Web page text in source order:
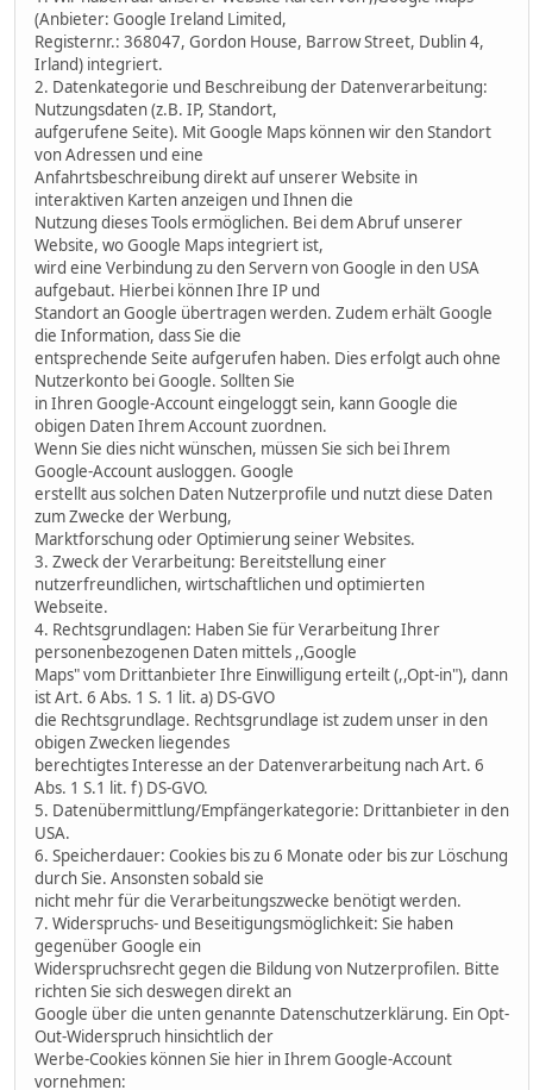
(Anbieter: Google Ireland Limited,
Registernr.: 368047, Gordon House, Barrow Street, Dublin 4,
Irland) integriert.
2. Datenkategorie und Beschreibung der Datenverarbeitung:
Nutzungsdaten (z.B. IP, Standort,
aufgerufene Seite). Mit Google Maps können wir den Standort
von Adressen und eine
Anfahrtsbeschreibung direkt auf unserer Website in
interaktiven Karten anzeigen und Ihnen die
Nutzung dieses Tools ermöglichen. Bei dem Abruf unserer
Website, wo Google Maps integriert ist,
wird eine Verbindung zu den Servern von Google in den USA
aufgebaut. Hierbei können Ihre IP und
Standort an Google übertragen werden. Zudem erhält Google
die Information, dass Sie die
entsprechende Seite aufgerufen haben. Dies erfolgt auch ohne
Nutzerkonto bei Google. Sollten Sie
in Ihren Google-Account eingeloggt sein, kann Google die
obigen Daten Ihrem Account zuordnen.
Wenn Sie dies nicht wünschen, müssen Sie sich bei Ihrem
Google-Account ausloggen. Google
erstellt aus solchen Daten Nutzerprofile und nutzt diese Daten
zum Zwecke der Werbung,
Marktforschung oder Optimierung seiner Websites.
3. Zweck der Verarbeitung: Bereitstellung einer
nutzerfreundlichen, wirtschaftlichen und optimierten
Webseite.
4. Rechtsgrundlagen: Haben Sie für Verarbeitung Ihrer
personenbezogenen Daten mittels ,,Google
Maps" vom Drittanbieter Ihre Einwilligung erteilt (,,Opt-in"), dann
ist Art. 6 Abs. 1 S. 1 lit. a) DS-GVO
die Rechtsgrundlage. Rechtsgrundlage ist zudem unser in den
obigen Zwecken liegendes
berechtigtes Interesse an der Datenverarbeitung nach Art. 6
Abs. 1 S.1 lit. f) DS-GVO.
5. Datenübermittlung/Empfängerkategorie: Drittanbieter in den
USA.
6. Speicherdauer: Cookies bis zu 6 Monate oder bis zur Löschung
durch Sie. Ansonsten sobald sie
nicht mehr für die Verarbeitungszwecke benötigt werden.
7. Widerspruchs- und Beseitigungsmöglichkeit: Sie haben
gegenüber Google ein
Widerspruchsrecht gegen die Bildung von Nutzerprofilen. Bitte
richten Sie sich deswegen direkt an
Google über die unten genannte Datenschutzerklärung. Ein Opt-
Out-Widerspruch hinsichtlich der
Werbe-Cookies können Sie hier in Ihrem Google-Account
vornehmen: